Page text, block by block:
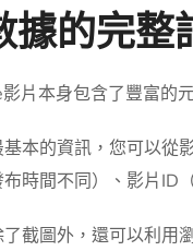
據的完整
片本身包含了豐富的
本的資訊，您可以從
時間不同）、影片ID
截圖外，還可以利用